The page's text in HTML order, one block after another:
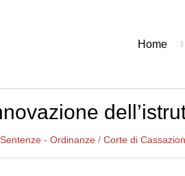
Home
Sentenze - Ordinanze / Corte di